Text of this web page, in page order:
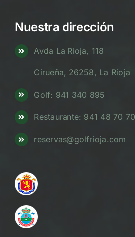
Nuestra dirección
Avda La Rioja, 118
Cirueña, 26258, La Rioja
Golf: 941 340 895
Restaurante: 941 48 70 70
reservas@golfrioja.com